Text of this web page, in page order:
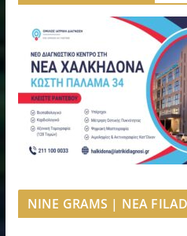
NINE GRAMS | NEA